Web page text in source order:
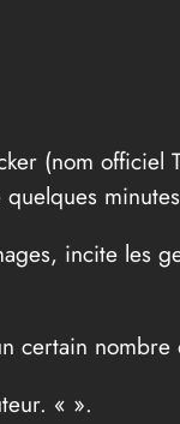
(nom officiel
incite les
certain
« ».